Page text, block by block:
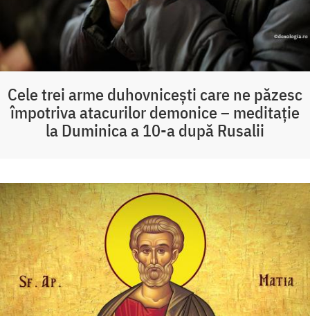
Cele trei arme duhovnicești care ne păzesc
împotriva atacurilor demonice – meditație
la Duminica a 10-a după Rusalii